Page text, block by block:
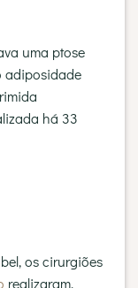
uma ptose
adiposidade
há 33
os cirurgiões
realizaram,